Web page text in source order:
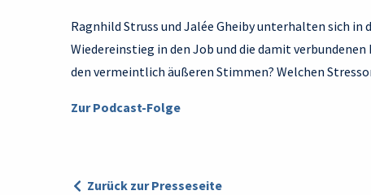
Ragnhild Struss und Jalée Gheiby unterhalten sich in
Wiedereinstieg in den Job und die damit
den vermeintlich äußeren Stimmen? Welchen
Zur Podcast-Folge
Zurück zur Presseseite